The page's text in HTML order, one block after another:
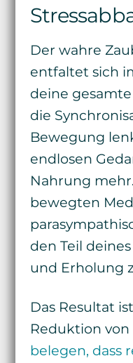
Der wahre
entfaltet sich
deine
die
Bewegung
endlosen
Nahrung
bewegten
den Teil
und Erholung
Das Resultat
Reduktion von
belegen, dass